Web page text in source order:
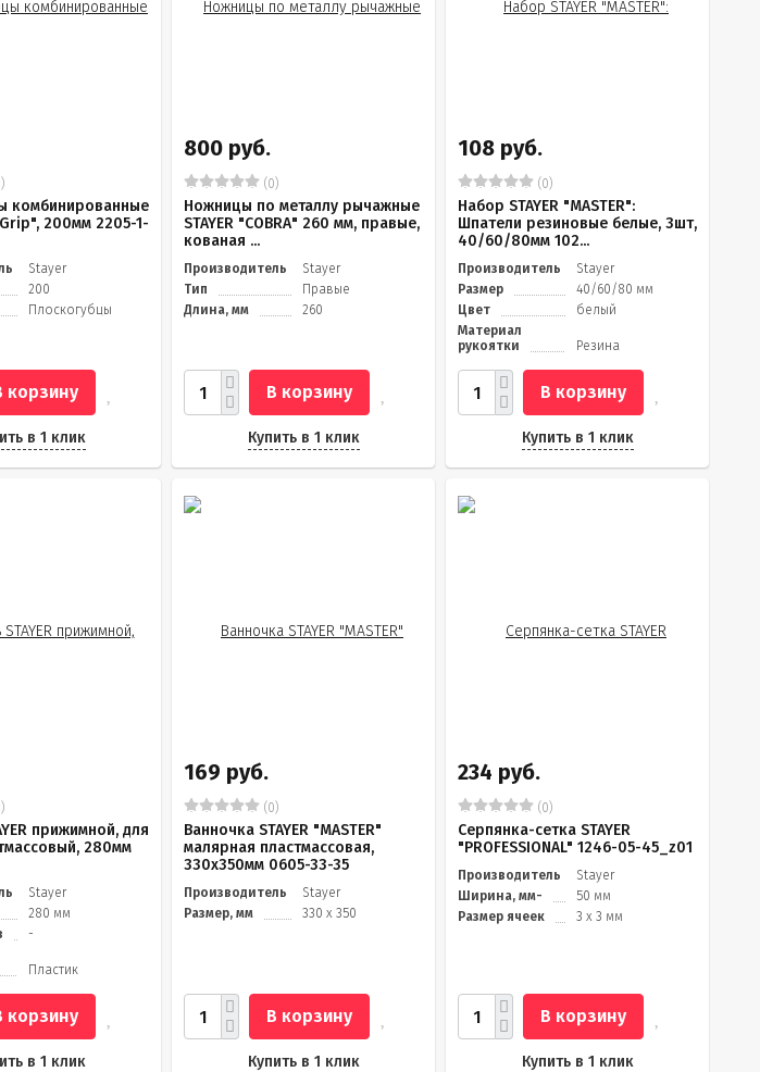
комбинированные
200мм 2205-1-
Stayer
200
Плоскогубцы
корзину
в 1 клик
800 руб.
(0)
Ножницы по металлу рычажные
STAYER "COBRA" 260 мм, правые,
кованая ...
Производитель
Stayer
Тип
Правые
Длина, мм
260
В корзину
Купить в 1 клик
108 руб.
(0)
Набор STAYER "MASTER":
Шпатели резиновые белые, 3шт,
40/60/80мм 102...
Производитель
Stayer
Размер
40/60/80 мм
Цвет
белый
Материал
рукоятки
Резина
В корзину
Купить в 1 клик
прижимной, для
280мм
Stayer
280 мм
-
Пластик
корзину
в 1 клик
169 руб.
(0)
Ванночка STAYER "MASTER"
малярная пластмассовая,
330х350мм 0605-33-35
Производитель
Stayer
Размер, мм
330 х 350
В корзину
Купить в 1 клик
234 руб.
(0)
Серпянка-сетка STAYER
"PROFESSIONAL" 1246-05-45_z01
Производитель
Stayer
Ширина, мм-
50 мм
Размер ячеек
3 х 3 мм
В корзину
Купить в 1 клик